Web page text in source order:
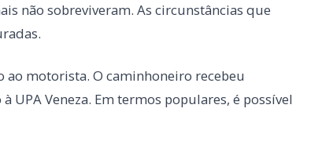
e sofre graves ferimentos nos olhos em